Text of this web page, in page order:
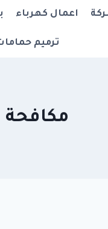
اعمال كهرباء
ترميم
مكافحة